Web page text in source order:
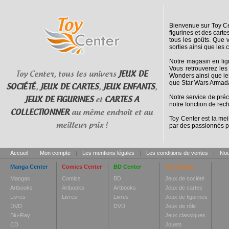
Toy Center, tous les univers JEUX DE
SOCIÉTÉ, JEUX DE CARTES, JEUX ENFANTS,
JEUX DE FIGURINESet CARTES A
COLLECTIONNERau même endroit et au
meilleur prix !
Bienvenue sur Toy
figurines et des
tous les goûts. Que
sorties ainsi que les
Notre magasin en
Vous retrouverez
Wonders ainsi que
que Star Wars
Notre service de
notre fonction de
Toy Center est la
par des passionnés
Accueil | Mon compte | Les mentions légales | Les conditions de ventes |
Manga Center
Mangas
Artbooks
Livres
DVD
Blu-Ray
CD
Comics Center
Comics
Artbooks
Livres
BD Center
BD
Artbooks
Livres
DVD
Toy Center
Jeux de société
Jeux de cartes
Jeux de figurines
Jeux de rôle
Jeux classiques
Jouets